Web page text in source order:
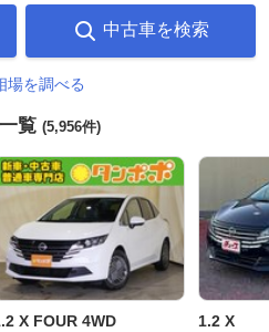
中古車を検索
場を調べる
覧 (5,956件)
X FOUR 4WD 1.2 X